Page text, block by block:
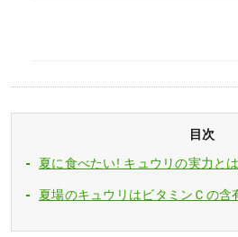
目次
夏に食べたい! キュウリの実力と
夏場のキュウリはビタミンＣの含